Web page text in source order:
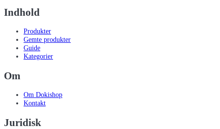
Indhold
Produkter
Gemte produkter
Guide
Kategorier
Om
Om Dokishop
Kontakt
Juridisk